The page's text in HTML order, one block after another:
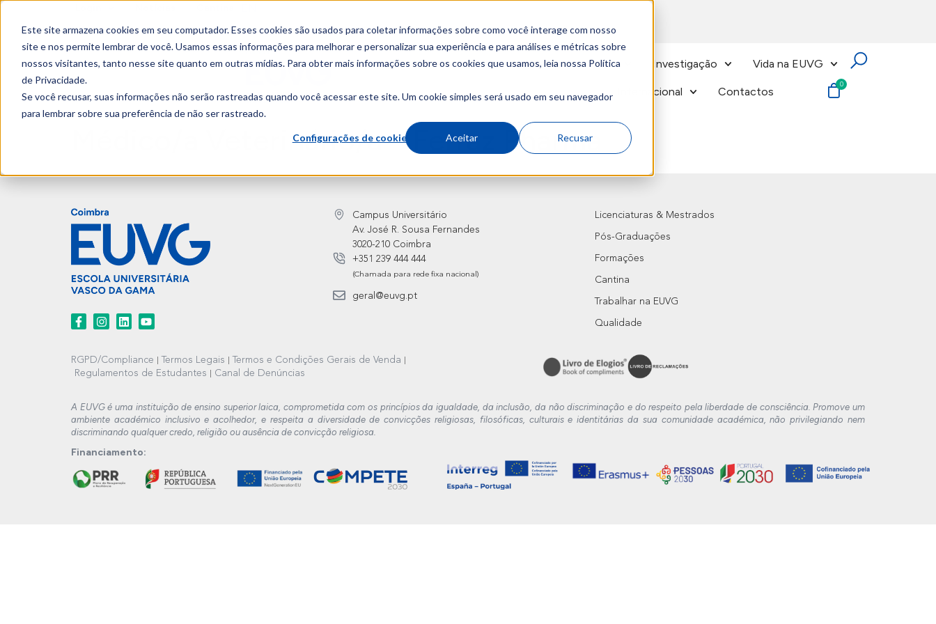
Este site armazena cookies em seu computador. Esses cookies são usados para coletar informações sobre como você interage com nosso
site e nos permite lembrar de você. Usamos essas informações para melhorar e personalizar sua experiência e para análises e métricas sobre
nossos visitantes, tanto nesse site quanto em outras mídias. Para obter mais informações sobre os cookies que usamos, leia nossa Política
de Privacidade.
Se você recusar, suas informações não serão rastreadas quando você acessar este site. Um cookie simples será usado em seu navegador
para lembrar sobre sua preferência de não ser rastreado.
Configurações de cookies Aceitar Recusar
Sobre Cursos Investigação Vida na EUVG
Internacional Contactos
Médico/a Veterinário/a – Ferraz Pharma
Campus Universitário
Av. José R. Sousa Fernandes
3020-210 Coimbra
+351 239 444 444
(Chamada para rede fixa nacional)
geral@euvg.pt
Licenciaturas & Mestrados
Pós-Graduações
Formações
Cantina
Trabalhar na EUVG
Qualidade
RGPD/Compliance Termos Legais
Termos e Condições Gerais de Venda
Regulamentos de Estudantes
Canal de Denúncias
A EUVG é uma instituição de ensino superior laica, comprometida com os princípios da igualdade, da inclusão, da não discriminação e do respeito pela liberdade de consciência. Promove um
ambiente académico inclusivo e acolhedor, e respeita a diversidade de convicções religiosas, filosóficas, culturais e identitárias da sua comunidade académica, não privilegiando nem
discriminando qualquer credo, religião ou ausência de convicção religiosa.
Financiamento: